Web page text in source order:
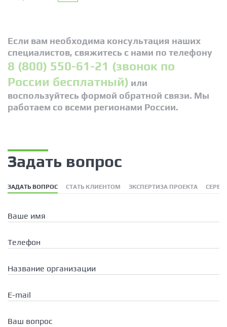
Если вам необходима консультация наших
специалистов, свяжитесь с нами по телефону
8 (800) 550-61-21 (звонок по
России бесплатный) или
воспользуйтесь формой обратной связи. Мы
работаем со всеми регионами России.
Задать вопрос
ЗАДАТЬ ВОПРОС СТАТЬ КЛИЕНТОМ ЭКСПЕРТИЗА ПРОЕКТА
Ваше имя
Телефон
Название организации
E-mail
Ваш вопрос